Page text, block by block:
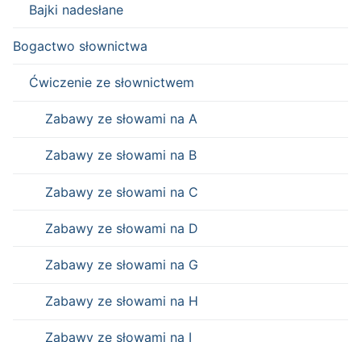
Bajki nadesłane
Bogactwo słownictwa
Ćwiczenie ze słownictwem
Zabawy ze słowami na A
Zabawy ze słowami na B
Zabawy ze słowami na C
Zabawy ze słowami na D
Zabawy ze słowami na G
Zabawy ze słowami na H
Zabawy ze słowami na I